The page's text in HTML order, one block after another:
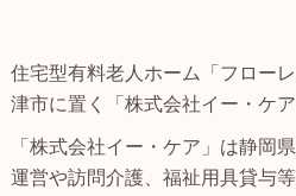
住宅型有料老人ホーム「フロー
津市に置く「株式会社イー・ケ
「株式会社イー・ケア」は静岡
運営や訪問介護、福祉用具貸与